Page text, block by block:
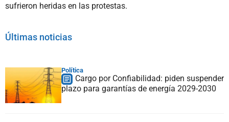
sufrieron heridas en las protestas.
Últimas noticias
Política
Cargo por Confiabilidad: piden suspender
plazo para garantías de energía 2029-2030